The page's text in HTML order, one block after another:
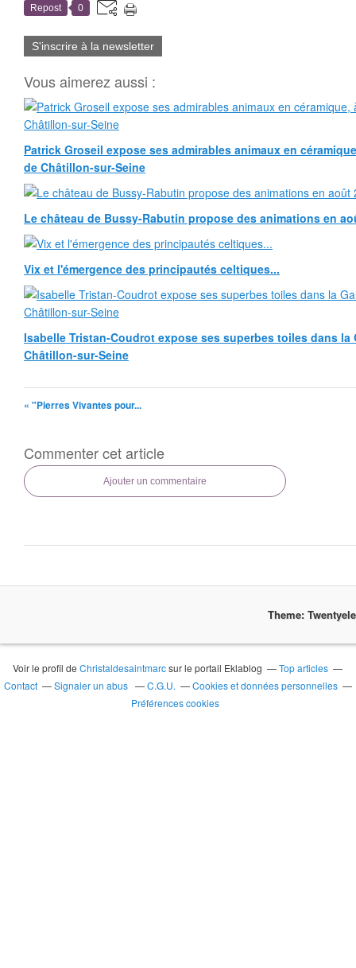
Repost 0
S'inscrire à la newsletter
Vous aimerez aussi :
Patrick Groseil expose ses admirables animaux en
de Châtillon-sur-Seine
Le château de Bussy-Rabutin propose des animations en
Vix et l'émergence des principautés celtiques...
Isabelle Tristan-Coudrot expose ses superbes toiles dans la
Châtillon-sur-Seine
« "Pierres Vivantes pour...
Commenter cet article
Ajouter un commentaire
Theme:
Voir le profil deChristaldesaintmarcsur le portail Eklablog
Top articles
Contact
Signaler un abus C.G.U.
Cookies et données personnelles
Préférences cookies